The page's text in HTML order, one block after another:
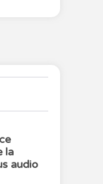
la
audio